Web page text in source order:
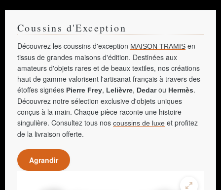
Coussins d'Exception
Découvrez les coussins d'exception MAISON TRAMIS en
tissus de grandes maisons d'édition. Destinées aux
amateurs d'objets rares et de beaux textiles, nos créations
haut de gamme valorisent l'artisanat français à travers des
étoffes signées Pierre Frey, Lelièvre, Dedarou Hermès.
Découvrez notre sélection exclusive d'objets uniques
conçus à la main. Chaque pièce raconte une histoire
singulière. Consultez tous nos coussins de luxe et profitez
de la livraison offerte.
Agrandir